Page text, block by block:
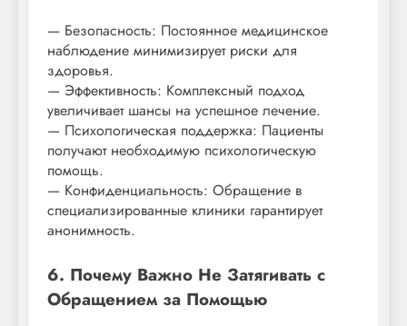
— Безопасность: Постоянное медицинское
наблюдение минимизирует риски для
здоровья.
— Эффективность: Комплексный подход
увеличивает шансы на успешное лечение.
— Психологическая поддержка: Пациенты
получают необходимую психологическую
помощь.
— Конфиденциальность: Обращение в
специализированные клиники гарантирует
анонимность.
6. Почему Важно Не Затягивать с
Обращением за Помощью